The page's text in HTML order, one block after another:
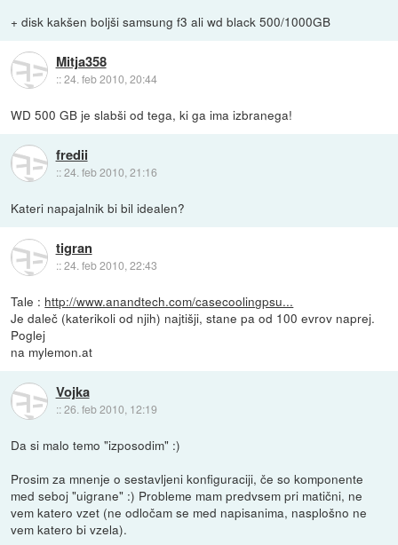
+ disk kakšen boljši samsung f3 ali wd black 500/1000GB
Mitja358
::24. feb 2010, 20:44
WD 500 GB je slabši od tega, ki ga ima izbranega!
fredii
::24. feb 2010, 21:16
Kateri napajalnik bi bil idealen?
tigran
::24. feb 2010, 22:43
Tale : http://www.anandtech.com/casecoolingpsu...
Je daleč (katerikoli od njih) najtišji, stane pa od 100 evrov naprej.
Poglej
na mylemon.at
Vojka
::26. feb 2010, 12:19
Da si malo temo "izposodim" :)
Prosim za mnenje o sestavljeni konfiguraciji, če so komponente
med seboj "uigrane" :) Probleme mam predvsem pri matični, ne
vem katero vzet (ne odločam se med napisanima, nasplošno ne
vem katero bi vzela).